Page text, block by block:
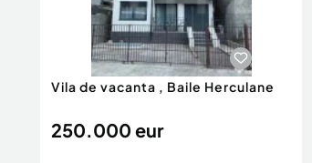
Vila de vacanta , Baile Herculane
250.000 eur